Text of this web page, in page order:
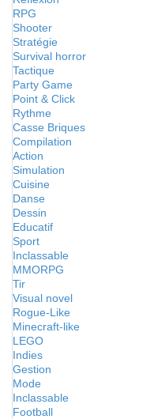
RPG
Shooter
Stratégie
Survival horror
Tactique
Party Game
Point & Click
Rythme
Casse Briques
Compilation
Action
Simulation
Cuisine
Danse
Dessin
Educatif
Sport
Inclassable
MMORPG
Tir
Visual novel
Rogue-Like
Minecraft-like
LEGO
Indies
Gestion
Mode
Inclassable
Football